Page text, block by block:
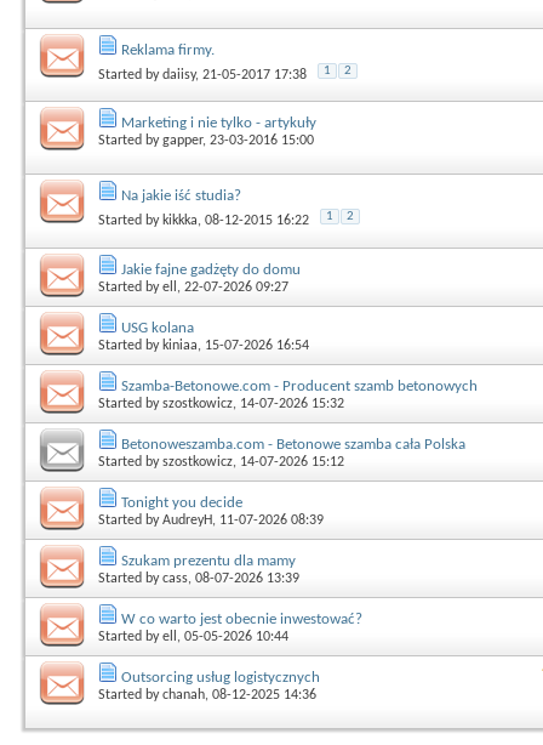
Reklama firmy.
Started bydaiisy, 21-05-2017 17:38 1 2
Marketing i nie tylko - artykuły
Started bygapper, 23-03-2016 15:00
Na jakie iść studia?
Started bykikkka, 08-12-2015 16:22 1 2
Jakie fajne gadżęty do domu
Started byell , 22-07-2026 09:27
USG kolana
Started by kiniaa, 15-07-2026 16:54
Szamba-Betonowe.com - Producent szamb betonowych
Started byszostkowicz, 14-07-2026 15:32
Betonoweszamba.com - Betonowe szamba cała Polska
Started byszostkowicz, 14-07-2026 15:12
Tonight you decide
Started byAudreyH, 11-07-2026 08:39
Szukam prezentu dla mamy
Started bycass, 08-07-2026 13:39
W co warto jest obecnie inwestować?
Started byell , 05-05-2026 10:44
Outsorcing usług logistycznych
Started bychanah, 08-12-2025 14:36